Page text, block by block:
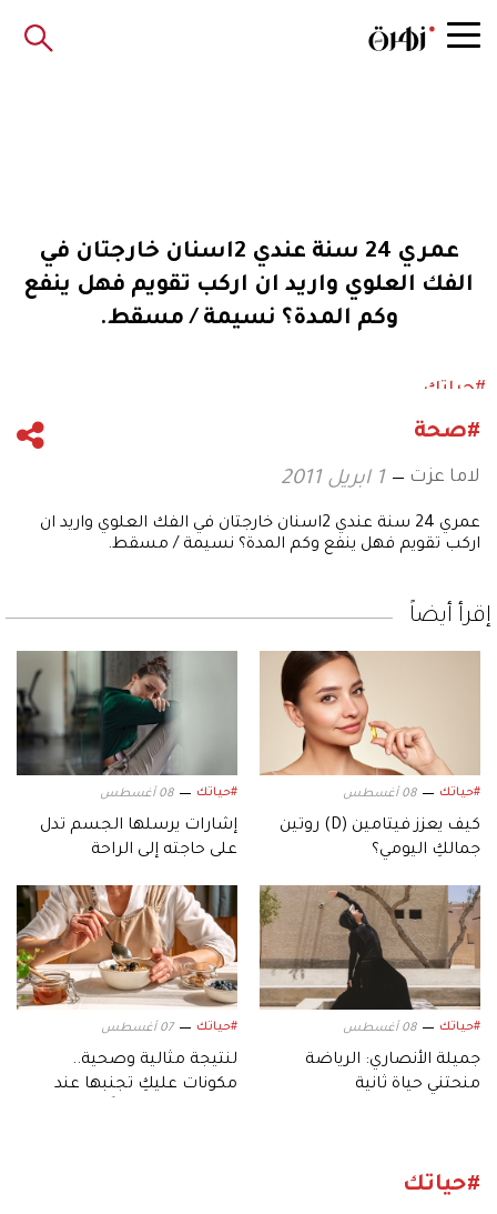
عمري 24 سنة عندي 2اسنان خارجتان في
الفك العلوي واريد ان اركب تقويم فهل ينفع
وكم المدة؟ نسيمة / مسقط.
#حياتك
#صحة
لاما عزت 1 ابريل 2011
عمري 24 سنة عندي 2اسنان خارجتان في الفك العلوي واريد ان
اركب تقويم فهل ينفع وكم المدة؟ نسيمة / مسقط.
إقرأ أيضاً
#حياتك 08 أغسطس
كيف يعزز فيتامين (D) روتين
جمالكِ اليومي؟
#حياتك 08 أغسطس
إشارات يرسلها الجسم تدل
على حاجته إلى الراحة
#حياتك 08 أغسطس
جميلة الأنصاري: الرياضة
منحتني حياة ثانية
#حياتك 07 أغسطس
لنتيجة مثالية وصحية..
مكونات عليكِ تجنبها عند
#حياتك